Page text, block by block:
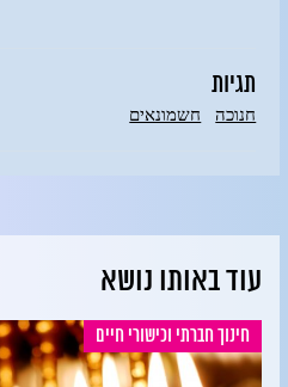
תגיות
חנוכה חשמונאים
עוד באותו נושא
חינוך חברתי וכישורי חיים